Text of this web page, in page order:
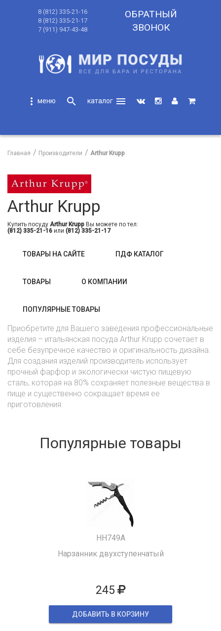
8 (812) 335-21-16
8 (812) 335-21-17
7 (911) 947-43-48
ОБРАТНЫЙ
ЗВОНОК
more_vert search
menu
Главная Производители Arthur Krupp
Arthur Krupp
Купить посуду Arthur Krupp Вы можете по тел:
(812) 335-21-16 или (812) 335-21-17
ТОВАРЫ НА САЙТЕ ПДФ КАТАЛОГ
ТОВАРЫ О КОМПАНИИ
ПОПУЛЯРНЫЕ ТОВАРЫ
Приобретите для Вашего заведения профессиональные
изделия – итальянская посуда Arthur Krupp сочетает в
себе безупречное качество и оригинальность дизайна.
Для создания изделий производитель использует
прочный фарфор и экологически чистую пищевую
сталь, которая на 80% сохраняет полезные вещества в
пище и существенно сокращает время ее
приготовления.
Популярные товары
HH749A
Нарзанник двухступенчатый
245
ДОБАВИТЬ В КОРЗИНУ